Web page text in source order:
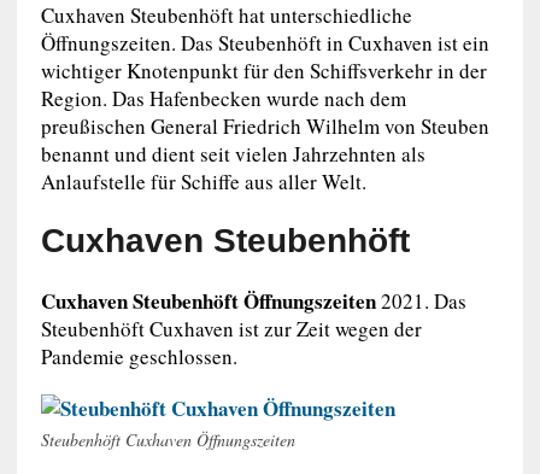
Cuxhaven Steubenhöft hat unterschiedliche
Öffnungszeiten. Das Steubenhöft in Cuxhaven ist ein
wichtiger Knotenpunkt für den Schiffsverkehr in der
Region. Das Hafenbecken wurde nach dem
preußischen General Friedrich Wilhelm von Steuben
benannt und dient seit vielen Jahrzehnten als
Anlaufstelle für Schiffe aus aller Welt.
Cuxhaven Steubenhöft
Cuxhaven Steubenhöft Öffnungszeiten2021. Das
Steubenhöft Cuxhaven ist zur Zeit wegen der
Pandemie geschlossen.
Steubenhöft Cuxhaven Öffnungszeiten